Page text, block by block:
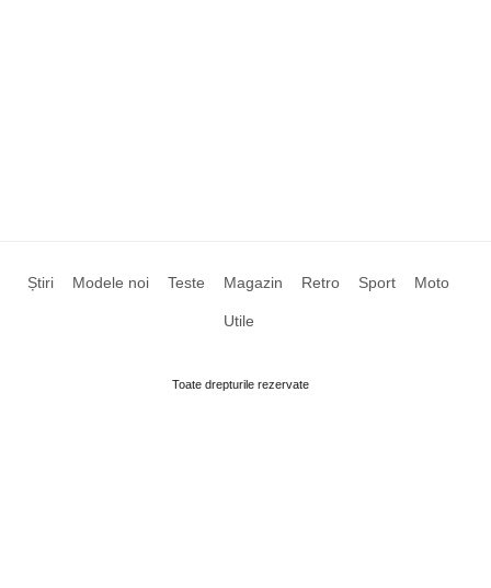
Știri Modele noi Teste Magazin Retro Sport Moto
Utile
Toate drepturile rezervate